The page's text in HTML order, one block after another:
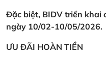
Đặc biệt, BIDV triển khai
ngày 10/02-10/05/2026.
ƯU ĐÃI HOÀN TIỀN